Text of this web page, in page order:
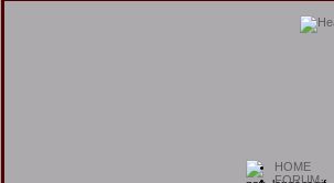
HOME
FORUM